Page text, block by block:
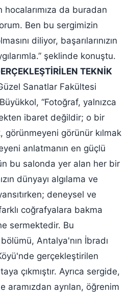
hocalarımıza da buradan
Ben bu sergimizin
diliyor, başarılarınızın
şeklinde konuştu.
TEKNİK
Sanatlar Fakültesi
“Fotoğraf, yalnızca
ibaret değildir; o bir
görünmeyeni görünür kılmak
anlatmanın en güçlü
bu salonda yer alan her bir
dünyayı algılama ve
deneysel ve
coğrafyalara bakma
sermektedir. Bu
Antalya'nın İbradı
gerçekleştirilen
çıkmıştır. Ayrıca sergide,
aramızdan ayrılan, öğrenim